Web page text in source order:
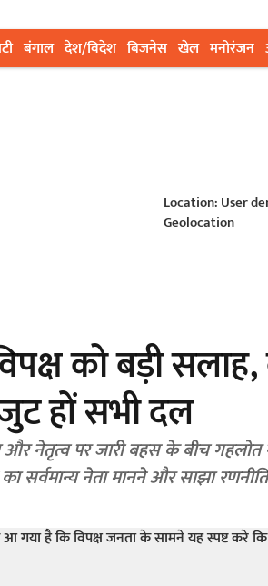
बंगाल देश/विदेश बिजनेस खेल मनोरंजन
Location: User
Geolocation
को बड़ी
हों सभी दल
नेतृत्व पर जारी बहस के बीच गहलोत
का सर्वमान्य नेता मानने और साझा